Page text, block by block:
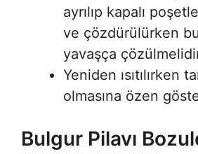
ayrılıp kapalı
ve çözdürülürken
yavaşça
Yeniden ısıtılırken
olmasına özen
Bulgur Pilavı